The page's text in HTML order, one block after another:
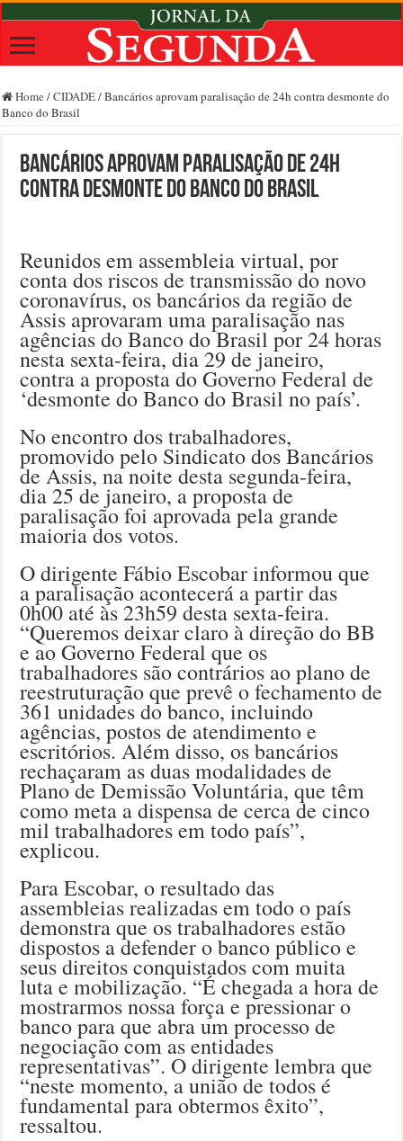
Home /CIDADE/Bancários aprovam paralisação de 24h contra desmonte do
Banco do Brasil
Bancários aprovam paralisação de 24h
contra desmonte do Banco do Brasil
Reunidos em assembleia virtual, por
conta dos riscos de transmissão do novo
coronavírus, os bancários da região de
Assis aprovaram uma paralisação nas
agências do Banco do Brasil por 24 horas
nesta sexta-feira, dia 29 de janeiro,
contra a proposta do Governo Federal de
‘desmonte do Banco do Brasil no país’.
No encontro dos trabalhadores,
promovido pelo Sindicato dos Bancários
de Assis, na noite desta segunda-feira,
dia 25 de janeiro, a proposta de
paralisação foi aprovada pela grande
maioria dos votos.
O dirigente Fábio Escobar informou que
a paralisação acontecerá a partir das
0h00 até às 23h59 desta sexta-feira.
“Queremos deixar claro à direção do BB
e ao Governo Federal que os
trabalhadores são contrários ao plano de
reestruturação que prevê o fechamento de
361 unidades do banco, incluindo
agências, postos de atendimento e
escritórios. Além disso, os bancários
rechaçaram as duas modalidades de
Plano de Demissão Voluntária, que têm
como meta a dispensa de cerca de cinco
mil trabalhadores em todo país”,
explicou.
Para Escobar, o resultado das
assembleias realizadas em todo o país
demonstra que os trabalhadores estão
dispostos a defender o banco público e
seus direitos conquistados com muita
luta e mobilização. “É chegada a hora de
mostrarmos nossa força e pressionar o
banco para que abra um processo de
negociação com as entidades
representativas”. O dirigente lembra que
“neste momento, a união de todos é
fundamental para obtermos êxito”,
ressaltou.